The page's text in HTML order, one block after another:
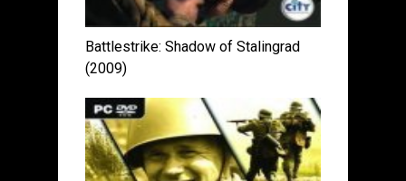
Battlestrike: Shadow of Stalingrad
(2009)